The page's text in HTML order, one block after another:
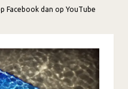
Facebook dan op YouTube